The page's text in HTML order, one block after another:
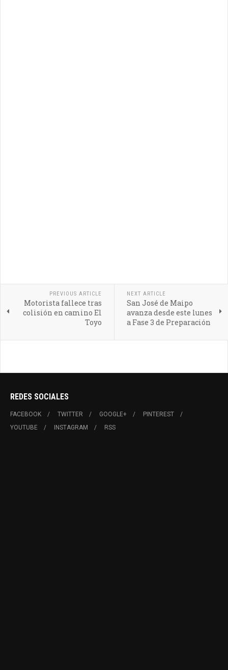
PREVIOUS ARTICLE
Motorista fallece tras
colisión en camino El
Toyo
NEXT ARTICLE
San José de Maipo
avanza desde este lunes
a Fase 3 de Preparación
REDES SOCIALES
FACEBOOK TWITTER GOOGLE+
PINTEREST
YOUTUBE
INSTAGRAM RSS